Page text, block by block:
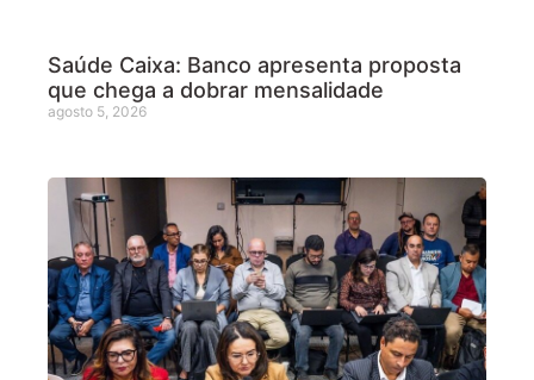
Saúde Caixa: Banco apresenta proposta
que chega a dobrar mensalidade
agosto 5, 2026